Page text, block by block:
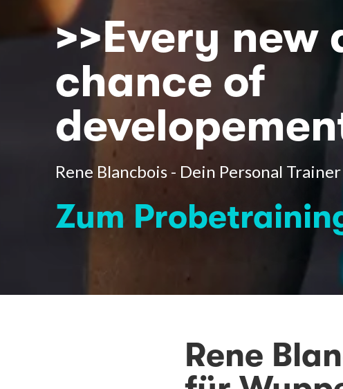
>>Every new
chance of
Rene Blancbois - Dein Personal
Zum
Rene